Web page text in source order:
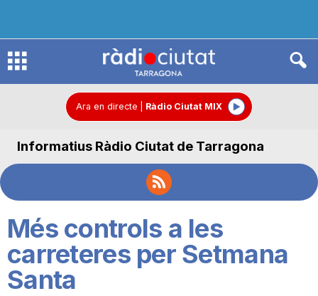
R
d
C
Ara en directe Ràdio Ciutat MIX
Informatius Ràdio Ciutat de Tarragona
Més controls a les
carreteres per Setmana
Santa